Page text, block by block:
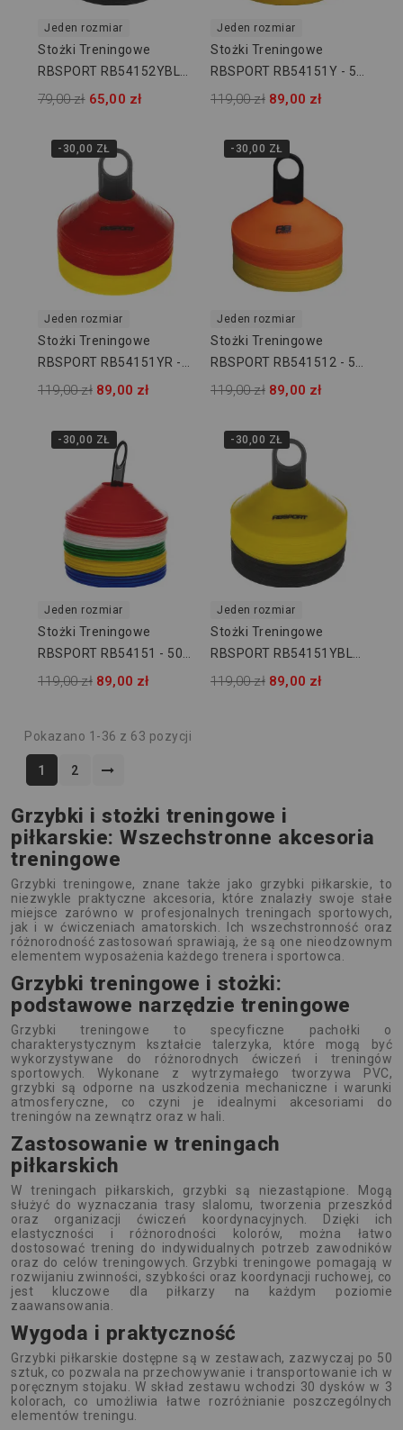
Jeden rozmiar
Stożki Treningowe
RBSPORT RB54152YBLK
- 40 Szt
79,00 zł 65,00 zł
Jeden rozmiar
Stożki Treningowe
RBSPORT RB54151Y - 50
Szt
119,00 zł 89,00 zł
-30,00 ZŁ
Jeden rozmiar
Stożki Treningowe
RBSPORT RB54151YR -
50 Szt
119,00 zł 89,00 zł
-30,00 ZŁ
Jeden rozmiar
Stożki Treningowe
RBSPORT RB541512 - 50
Szt
119,00 zł 89,00 zł
-30,00 ZŁ
Jeden rozmiar
Stożki Treningowe
RBSPORT RB54151 - 50
Szt
119,00 zł 89,00 zł
-30,00 ZŁ
Jeden rozmiar
Stożki Treningowe
RBSPORT RB54151YBLK
- 50 Szt
119,00 zł 89,00 zł
Pokazano 1-36 z 63 pozycji
1 2
Grzybki i stożki treningowe i
piłkarskie: Wszechstronne akcesoria
treningowe
Grzybki treningowe, znane także jako grzybki piłkarskie, to
niezwykle praktyczne akcesoria, które znalazły swoje stałe
miejsce zarówno w profesjonalnych treningach sportowych,
jak i w ćwiczeniach amatorskich. Ich wszechstronność oraz
różnorodność zastosowań sprawiają, że są one nieodzownym
elementem wyposażenia każdego trenera i sportowca.
Grzybki treningowe i stożki:
podstawowe narzędzie treningowe
Grzybki treningowe to specyficzne pachołki o
charakterystycznym kształcie talerzyka, które mogą być
wykorzystywane do różnorodnych ćwiczeń i treningów
sportowych. Wykonane z wytrzymałego tworzywa PVC,
grzybki są odporne na uszkodzenia mechaniczne i warunki
atmosferyczne, co czyni je idealnymi akcesoriami do
treningów na zewnątrz oraz w hali.
Zastosowanie w treningach
piłkarskich
W treningach piłkarskich, grzybki są niezastąpione. Mogą
służyć do wyznaczania trasy slalomu, tworzenia przeszkód
oraz organizacji ćwiczeń koordynacyjnych. Dzięki ich
elastyczności i różnorodności kolorów, można łatwo
dostosować trening do indywidualnych potrzeb zawodników
oraz do celów treningowych. Grzybki treningowe pomagają w
rozwijaniu zwinności, szybkości oraz koordynacji ruchowej, co
jest kluczowe dla piłkarzy na każdym poziomie
zaawansowania.
Wygoda i praktyczność
Grzybki piłkarskie dostępne są w zestawach, zazwyczaj po 50
sztuk, co pozwala na przechowywanie i transportowanie ich w
poręcznym stojaku. W skład zestawu wchodzi 30 dysków w 3
kolorach, co umożliwia łatwe rozróżnianie poszczególnych
elementów treningu.